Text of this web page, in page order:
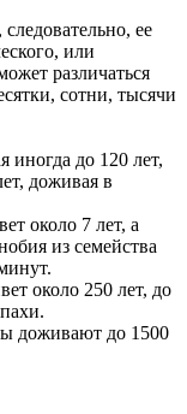
ее
или
различаться
сотни, тысячи
иногда до 120 лет,
доживая в
около 7 лет, а
из семейства
около 250 лет, до
доживают до 1500